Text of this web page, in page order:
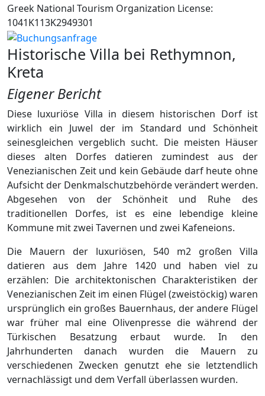
Historische Villa bei Rethymnon,
Kreta
Eigener Bericht
Diese luxuriöse Villa in diesem historischen Dorf ist
wirklich ein Juwel der im Standard und Schönheit
seinesgleichen vergeblich sucht. Die meisten Häuser
dieses alten Dorfes datieren zumindest aus der
Venezianischen Zeit und kein Gebäude darf heute ohne
Aufsicht der Denkmalschutzbehörde verändert werden.
Abgesehen von der Schönheit und Ruhe des
traditionellen Dorfes, ist es eine lebendige kleine
Kommune mit zwei Tavernen und zwei Kafeneions.
Die Mauern der luxuriösen, 540 m2 großen Villa
datieren aus dem Jahre 1420 und haben viel zu
erzählen: Die architektonischen Charakteristiken der
Venezianischen Zeit im einen Flügel (zweistöckig) waren
ursprünglich ein großes Bauernhaus, der andere Flügel
war früher mal eine Olivenpresse die während der
Türkischen Besatzung erbaut wurde. In den
Jahrhunderten danach wurden die Mauern zu
verschiedenen Zwecken genutzt ehe sie letztendlich
vernachlässigt und dem Verfall überlassen wurden.
Greek National Tourism Organization License:
1041K113K2949301